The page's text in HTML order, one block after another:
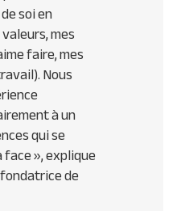
soi en
mes
faire, mes
Nous
à un
qui se
face», explique
de